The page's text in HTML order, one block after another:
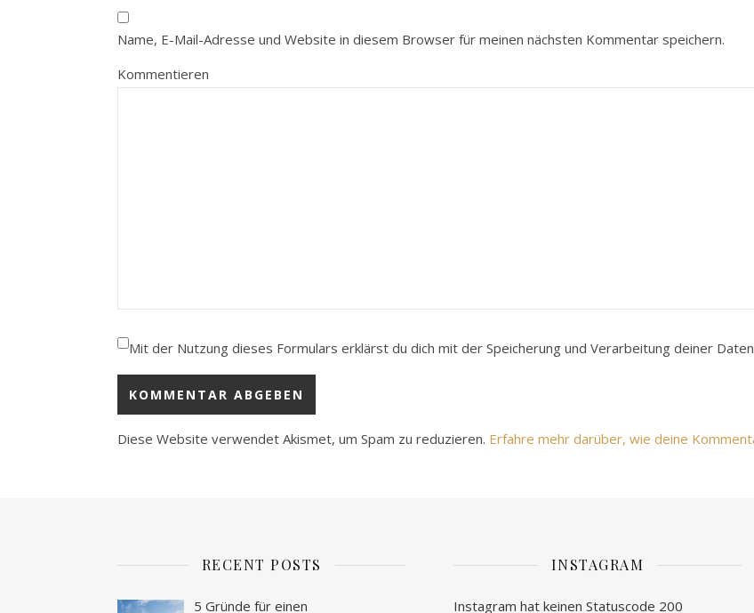
Name, E-Mail-Adresse und Website in diesem Browser für meinen nächsten Kommentar speichern.
Kommentieren
Mit der Nutzung dieses Formulars erklärst du dich mit der Speicherung und Verarbeitung deiner
Diese Website verwendet Akismet, um Spam zu reduzieren. Erfahre mehr darüber, wie deine
RECENT POSTS
5 Gründe für einen
INSTAGRAM
Instagram hat keinen Statuscode 200